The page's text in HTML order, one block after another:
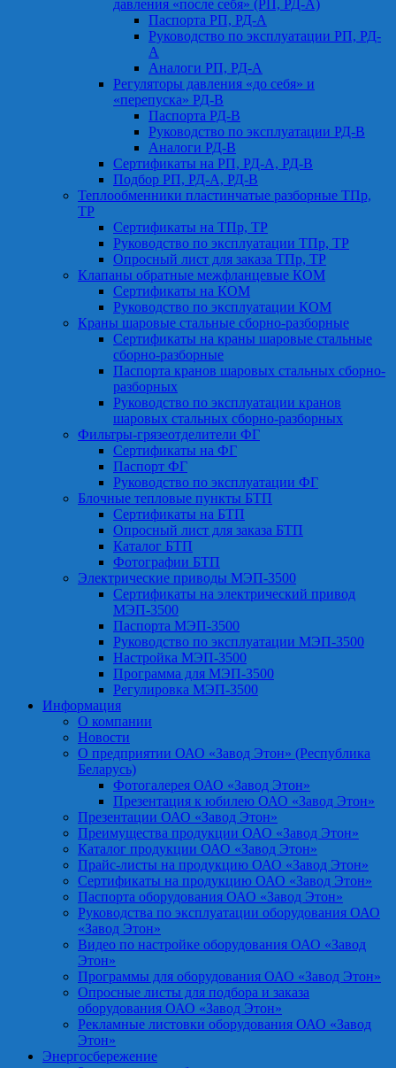
давления «после себя» (РП, РД-А)
Паспорта РП, РД-А
Руководство по эксплуатации РП, РД-
А
Аналоги РП, РД-А
Регуляторы давления «до себя» и
«перепуска» РД-В
Паспорта РД-В
Руководство по эксплуатации РД-В
Аналоги РД-В
Сертификаты на РП, РД-А, РД-В
Подбор РП, РД-А, РД-В
Теплообменники пластинчатые разборные ТПр,
ТР
Сертификаты на ТПр, ТР
Руководство по эксплуатации ТПр, ТР
Опросный лист для заказа ТПр, ТР
Клапаны обратные межфланцевые КОМ
Сертификаты на КОМ
Руководство по эксплуатации КОМ
Краны шаровые стальные сборно-разборные
Сертификаты на краны шаровые стальные
сборно-разборные
Паспорта кранов шаровых стальных сборно-
разборных
Руководство по эксплуатации кранов
шаровых стальных сборно-разборных
Фильтры-грязеотделители ФГ
Сертификаты на ФГ
Паспорт ФГ
Руководство по эксплуатации ФГ
Блочные тепловые пункты БТП
Сертификаты на БТП
Опросный лист для заказа БТП
Каталог БТП
Фотографии БТП
Электрические приводы МЭП-3500
Сертификаты на электрический привод
МЭП-3500
Паспорта МЭП-3500
Руководство по эксплуатации МЭП-3500
Настройка МЭП-3500
Программа для МЭП-3500
Регулировка МЭП-3500
Информация
О компании
Новости
О предприятии ОАО «Завод Этон» (Республика
Беларусь)
Фотогалерея ОАО «Завод Этон»
Презентация к юбилею ОАО «Завод Этон»
Презентации ОАО «Завод Этон»
Преимущества продукции ОАО «Завод Этон»
Каталог продукции ОАО «Завод Этон»
Прайс-листы на продукцию ОАО «Завод Этон»
Сертификаты на продукцию ОАО «Завод Этон»
Паспорта оборудования ОАО «Завод Этон»
Руководства по эксплуатации оборудования ОАО
«Завод Этон»
Видео по настройке оборудования ОАО «Завод
Этон»
Программы для оборудования ОАО «Завод Этон»
Опросные листы для подбора и заказа
оборудования ОАО «Завод Этон»
Рекламные листовки оборудования ОАО «Завод
Этон»
Энергосбережение